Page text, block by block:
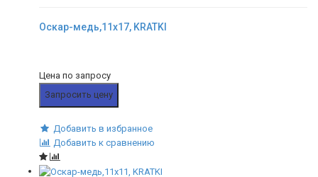
Оскар-медь,11x17, KRATKI
Цена по запросу
Запросить цену
Добавить в избранное
Добавить к сравнению